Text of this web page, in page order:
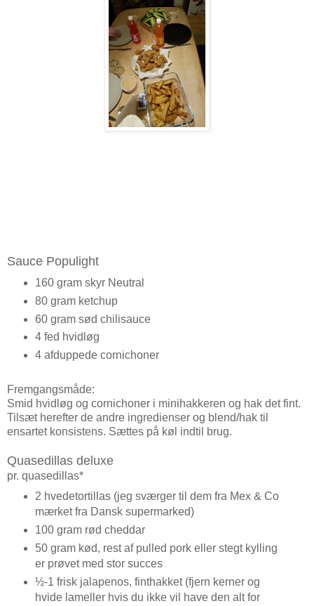
Sauce Populight
160 gram skyr Neutral
80 gram ketchup
60 gram sød chilisauce
4 fed hvidløg
4 afduppede cornichoner
Fremgangsmåde:
Smid hvidløg og cornichoner i minihakkeren og hak det fint.
Tilsæt herefter de andre ingredienser og blend/hak til
ensartet konsistens. Sættes på køl indtil brug.
Quasedillas deluxe
pr. quasedillas*
2 hvedetortillas (jeg sværger til dem fra Mex & Co
mærket fra Dansk supermarked)
100 gram rød cheddar
50 gram kød, rest af pulled pork eller stegt kylling
er prøvet med stor succes
½-1 frisk jalapenos, finthakket (fjern kerner og
hvide lameller hvis du ikke vil have den alt for